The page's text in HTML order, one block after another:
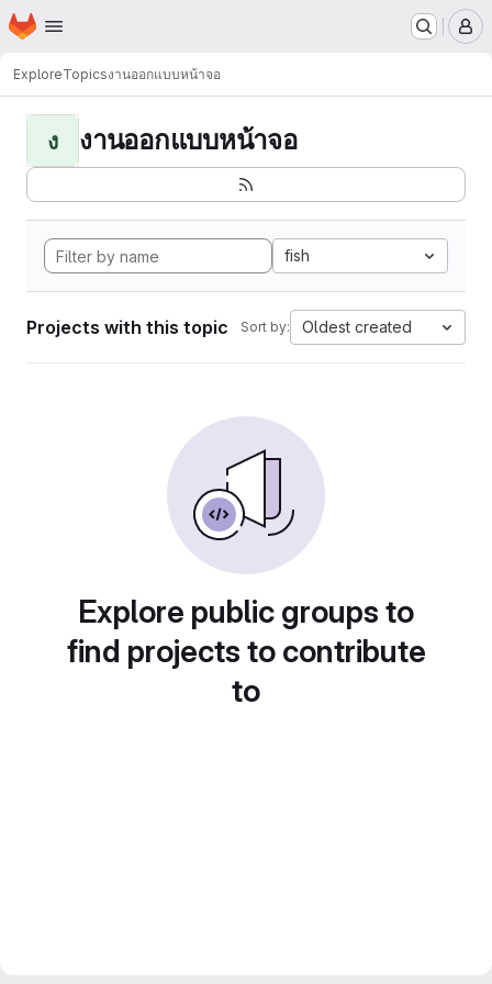
Skip to main content
Homepage
ExploreTopicsงานออกแบบหน้าจอ
ง งานออกแบบหน้าจอ
fish
Projects with this topic Sort by: Oldest created
Explore public groups to
find projects to contribute
to